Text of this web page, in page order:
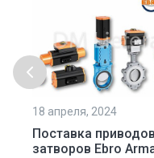
18 апреля, 2024
Поставка
затворов Ebro